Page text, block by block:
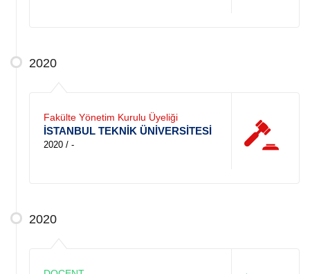
2020
Fakülte Yönetim Kurulu Üyeliği
İSTANBUL TEKNİK ÜNİVERSİTESİ
2020 / -
2020